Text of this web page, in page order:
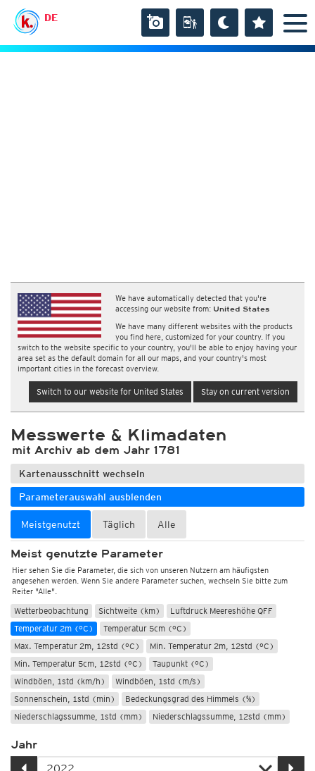
DE
We have automatically detected that you're
accessing our website from: United States
We have many different websites with the products
you find here, customized for your country. If you
switch to the website specific to your country, you'll be able to enjoy having your
area set as the default domain for all our maps, and your country's most
important cities in the forecast overview.
Switch to our website for United States Stay on current version
Messwerte & Klimadaten
mit Archiv ab dem Jahr 1781
Kartenausschnitt wechseln
Parameterauswahl ausblenden
Meistgenutzt Täglich Alle
Meist genutzte Parameter
Hier sehen Sie die Parameter, die sich von unseren Nutzern am häufigsten
angesehen werden. Wenn Sie andere Parameter suchen, wechseln Sie bitte zum
Reiter "Alle".
Wetterbeobachtung Sichtweite (km)
Luftdruck Meereshöhe QFF
Temperatur 2m (°C)
Temperatur 5cm (°C)
Max. Temperatur 2m, 12std (°C)
Min. Temperatur 2m, 12std (°C)
Min. Temperatur 5cm, 12std (°C)
Taupunkt (°C)
Windböen, 1std (km/h)
Windböen, 1std (m/s)
Sonnenschein, 1std (min)
Bedeckungsgrad des Himmels (%)
Niederschlagssumme, 1std (mm)
Niederschlagssumme, 12std (mm)
Jahr